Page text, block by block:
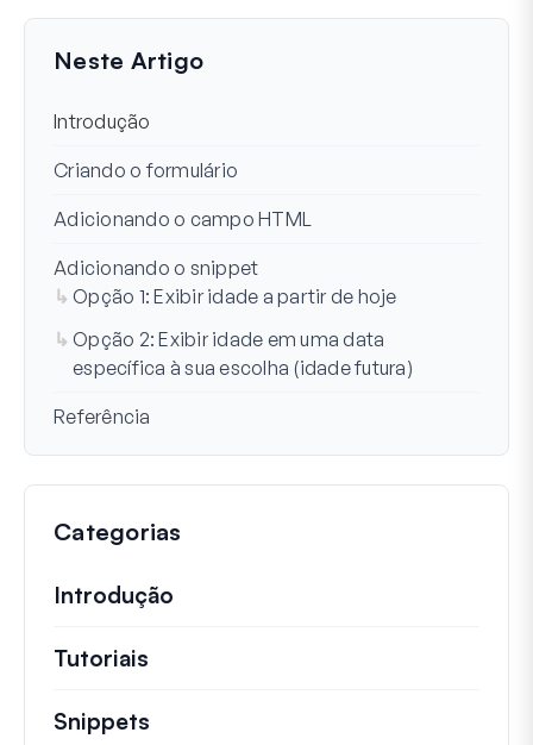
Última Atualização em 03 de Fev de 2026
Neste Artigo
Introdução
Criando o formulário
Adicionando o campo HTML
Adicionando o snippet
Opção 1: Exibir idade a partir de hoje
Opção 2: Exibir idade em uma data
específica à sua escolha (idade futura)
Referência
Categorias
Introdução
Tutoriais
Snippets